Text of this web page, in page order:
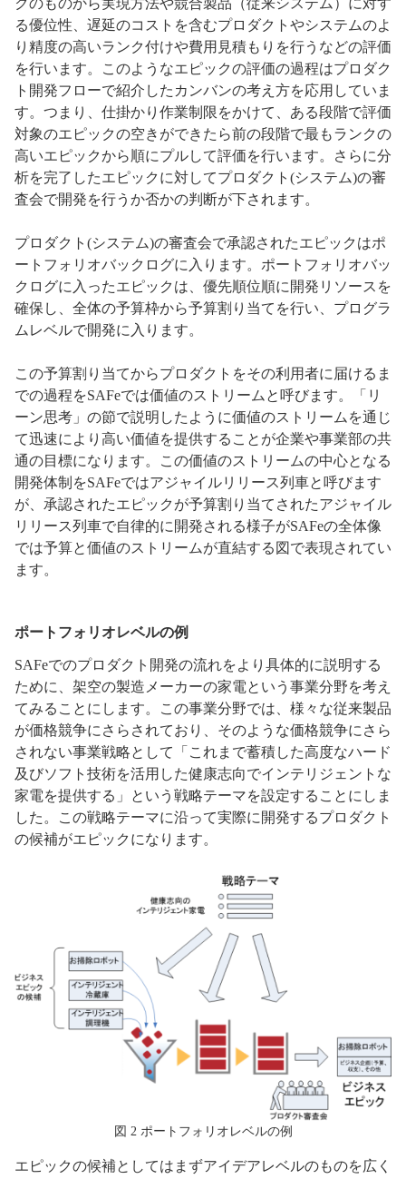
る優位性、遅延のコストを含むプロダクトやシステムのよ
り精度の高いランク付けや費用見積もりを行うなどの評価
を行います。このようなエピックの評価の過程はプロダク
ト開発フローで紹介したカンバンの考え方を応用していま
す。つまり、仕掛かり作業制限をかけて、ある段階で評価
対象のエピックの空きができたら前の段階で最もランクの
高いエピックから順にプルして評価を行います。さらに分
析を完了したエピックに対してプロダクト(システム)の審
査会で開発を行うか否かの判断が下されます。
プロダクト(システム)の審査会で承認されたエピックはポ
ートフォリオバックログに入ります。ポートフォリオバッ
クログに入ったエピックは、優先順位順に開発リソースを
確保し、全体の予算枠から予算割り当てを行い、プログラ
ムレベルで開発に入ります。
この予算割り当てからプロダクトをその利用者に届けるま
での過程をSAFeでは価値のストリームと呼びます。「リ
ーン思考」の節で説明したように価値のストリームを通じ
て迅速により高い価値を提供することが企業や事業部の共
通の目標になります。この価値のストリームの中心となる
開発体制をSAFeではアジャイルリリース列車と呼びます
が、承認されたエピックが予算割り当てされたアジャイル
リリース列車で自律的に開発される様子がSAFeの全体像
では予算と価値のストリームが直結する図で表現されてい
ます。
ポートフォリオレベルの例
SAFeでのプロダクト開発の流れをより具体的に説明する
ために、架空の製造メーカーの家電という事業分野を考え
てみることにします。この事業分野では、様々な従来製品
が価格競争にさらされており、そのような価格競争にさら
されない事業戦略として「これまで蓄積した高度なハード
及びソフト技術を活用した健康志向でインテリジェントな
家電を提供する」という戦略テーマを設定することにしま
した。この戦略テーマに沿って実際に開発するプロダクト
の候補がエピックになります。
図 2 ポートフォリオレベルの例
エピックの候補としてはまずアイデアレベルのものを広く